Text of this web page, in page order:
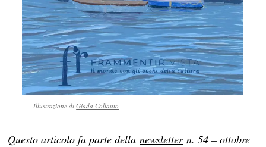
Illustrazione diGiada Collauto
Questo articolo fa parte dellanewslettern. 54 – ottobre